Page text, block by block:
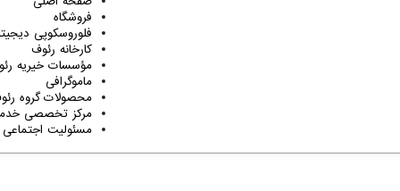
فروشگاه
فلوروسکوپی
کارخانه رئوف
مؤسسات خیریه
ماموگرافی
محصولات گروه
مرکز تخصصی
مسئولیت اجتماعی
تمام حقوق مادی و معنوی این سایت متعلق به گروه